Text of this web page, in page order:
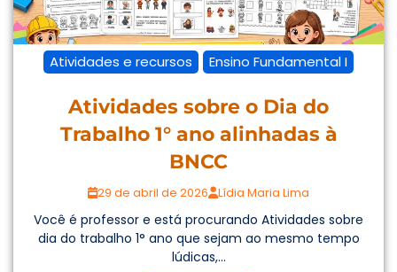
Atividades e recursos Ensino Fundamental I
Atividades sobre o Dia do
Trabalho 1° ano alinhadas à
BNCC
29 de abril de 2026 Lídia Maria Lima
Você é professor e está procurando Atividades sobre
dia do trabalho 1° ano que sejam ao mesmo tempo
lúdicas,...